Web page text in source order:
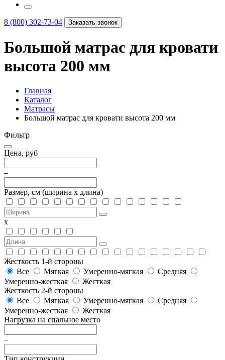
8 (800) 302-73-04 Заказать звонок
Большой матрас для кровати
высота 200 мм
Главная
Каталог
Матрасы
Большой матрас для кровати высота 200 мм
Фильтр
Цена, руб
–
Размер, см (ширина х длина)
х
Жесткость 1-й стороны
Все
Мягкая Умеренно-мягкая
Средняя
Умеренно-жесткая
Жесткая
Жесткость 2-й стороны
Все
Мягкая Умеренно-мягкая
Средняя
Умеренно-жесткая
Жесткая
Нагрузка на спальное место
–